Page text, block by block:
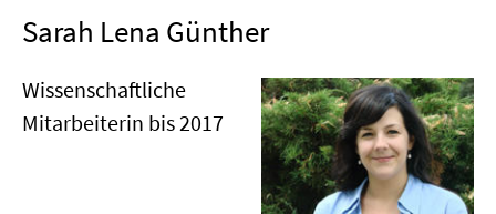
Sarah Lena Günther
Wissenschaftliche
Mitarbeiterin bis 2017